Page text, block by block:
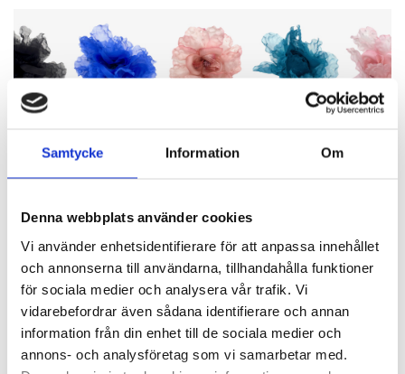
Samtycke Information Om
Denna webbplats använder cookies
Vi använder enhetsidentifierare för att anpassa innehållet
och annonserna till användarna, tillhandahålla funktioner
för sociala medier och analysera vår trafik. Vi
vidarebefordrar även sådana identifierare och annan
information från din enhet till de sociala medier och
annons- och analysföretag som vi samarbetar med.
BLOMMOR
Vackra Pioner!